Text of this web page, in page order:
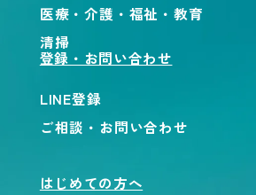
医療・介護・福祉・教育
清掃
登録・お問い合わせ
LINE登録
ご相談・お問い合わせ
はじめての方へ